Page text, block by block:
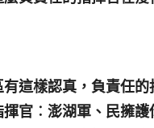
這樣認真，負責任
官︰澎湖軍、民擁